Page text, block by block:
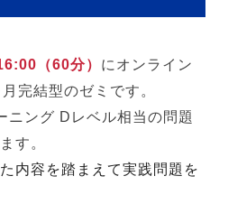
（60分） にオンライン
完結型のゼミです。
ニング Dレベル相当の問題
す。
内容を踏まえて実践問題を